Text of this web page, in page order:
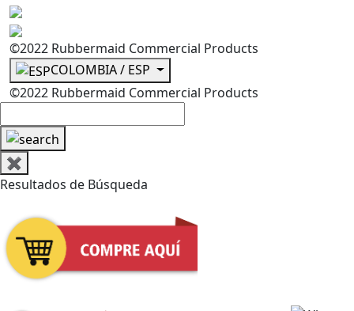
©2022 Rubbermaid Commercial Products
COLOMBIA / ESP
©2022 Rubbermaid Commercial Products
✖
Resultados de Búsqueda